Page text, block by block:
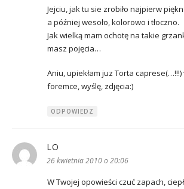
Jejciu, jak tu sie zrobiło najpierw
a później wesoło, kolorowo i tłoczno.
Jak wielką mam ochotę na takie
masz pojęcia…
Aniu, upiekłam juz Torta
foremce, wyślę, zdjęcia:)
ODPOWIEDZ
LO
26 kwietnia 2010 o 20:06
W Twojej opowieści czuć zapach,